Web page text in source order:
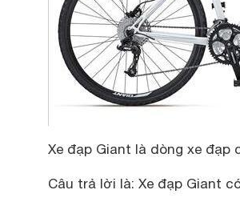
Xe đạp Giant là dòng xe đạp
Câu trả lời là: Xe đạp Giant